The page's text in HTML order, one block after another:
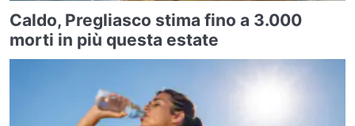
Caldo, Pregliasco stima fino a 3.000
morti in più questa estate